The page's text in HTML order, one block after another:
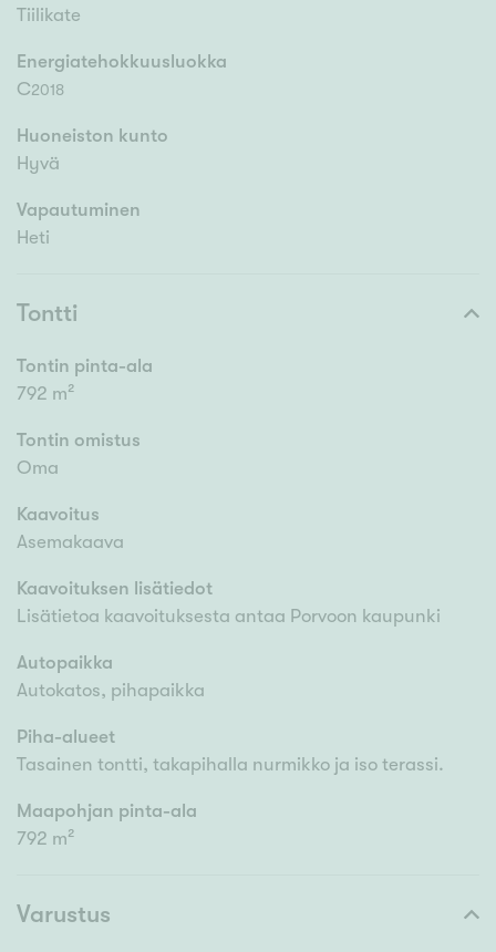
Tiilikate
Energiatehokkuusluokka
C2018
Huoneiston kunto
Hyvä
Vapautuminen
Heti
Tontti
Tontin pinta-ala
792 m²
Tontin omistus
Oma
Kaavoitus
Asemakaava
Kaavoituksen lisätiedot
Lisätietoa kaavoituksesta antaa Porvoon kaupunki
Autopaikka
Autokatos, pihapaikka
Piha-alueet
Tasainen tontti, takapihalla nurmikko ja iso terassi.
Maapohjan pinta-ala
792 m²
Varustus